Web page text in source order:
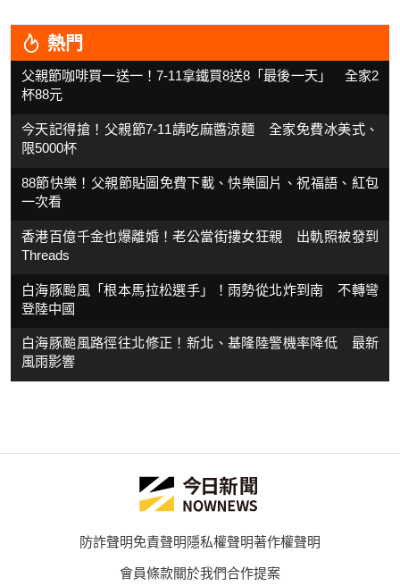
熱門
父親節咖啡買一送一！7-11拿鐵買8送8「最後一天」 全家2
杯88元
今天記得搶！父親節7-11請吃麻醬涼麵 全家免費冰美式、
限5000杯
88節快樂！父親節貼圖免費下載、快樂圖片、祝福語、紅包
一次看
香港百億千金也爆離婚！老公當街摟女狂親 出軌照被發到
Threads
白海豚颱風「根本馬拉松選手」！雨勢從北炸到南 不轉彎
登陸中國
白海豚颱風路徑往北修正！新北、基隆陸警機率降低 最新
風雨影響
防詐聲明免責聲明隱私權聲明著作權聲明
會員條款關於我們合作提案